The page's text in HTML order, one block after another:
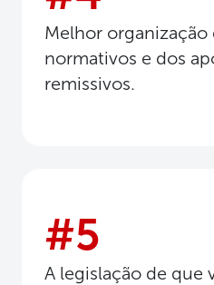
Melhor organização
normativos e dos
remissivos.
#5
A legislação de que